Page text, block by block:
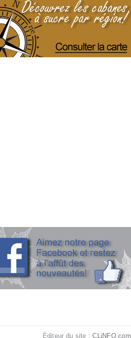
Éditeur du site :CLiNFO.com